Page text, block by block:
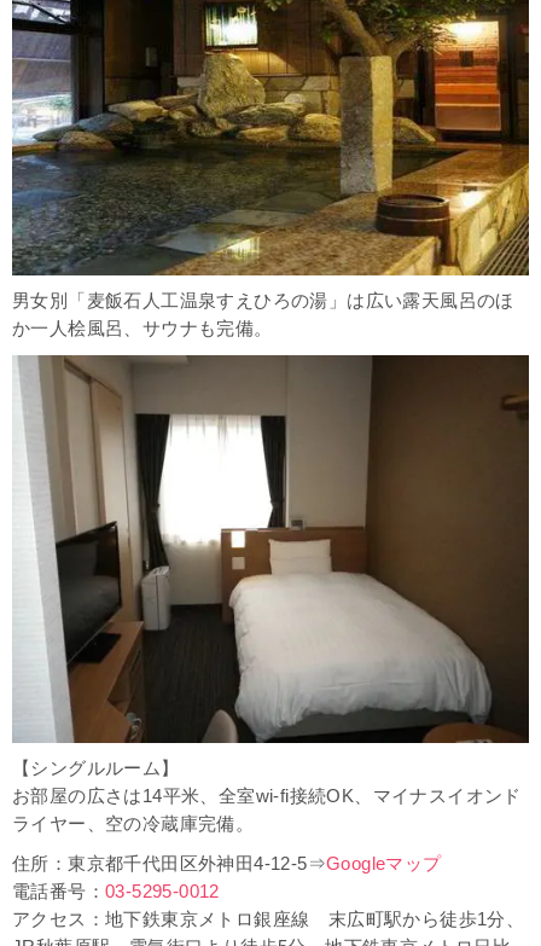
男女別「麦飯石人工温泉すえひろの湯」は広い露天風呂のほ
か一人桧風呂、サウナも完備。
【シングルルーム】
お部屋の広さは14平米、全室wi-fi接続OK、マイナスイオンド
ライヤー、空の冷蔵庫完備。
住所：東京都千代田区外神田4-12-5⇒Googleマップ
電話番号： 03-5295-0012
アクセス：地下鉄東京メトロ銀座線 末広町駅から徒歩1分、